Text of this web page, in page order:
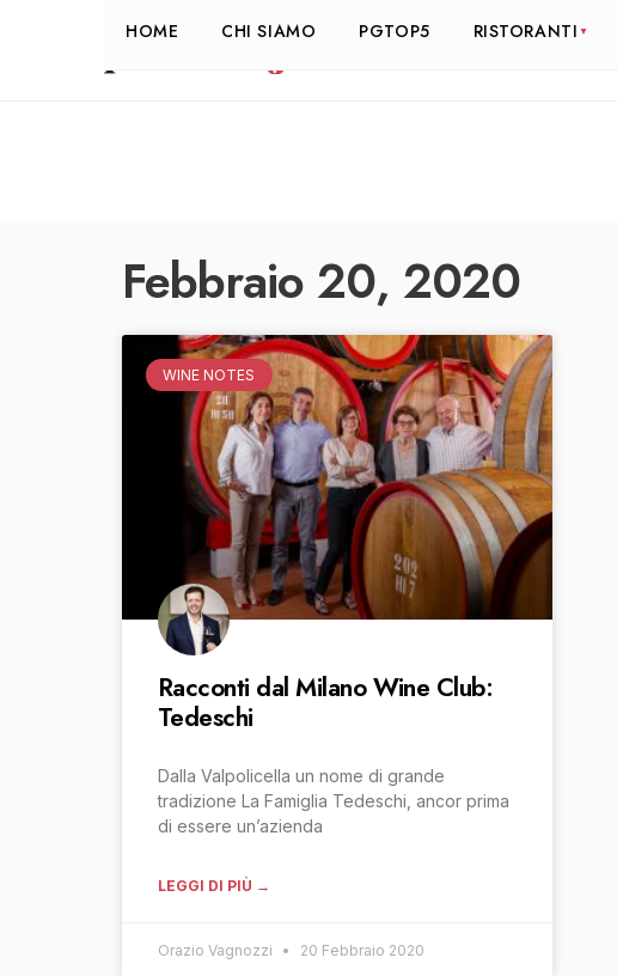
HOME CHI SIAMO PGTOP5 RISTORANTI
Febbraio 20, 2020
WINE NOTES
Racconti dal Milano Wine Club:
Tedeschi
Dalla Valpolicella un nome di grande
tradizione La Famiglia Tedeschi, ancor prima
di essere un’azienda
LEGGI DI PIÙ →
Orazio Vagnozzi 20 Febbraio 2020